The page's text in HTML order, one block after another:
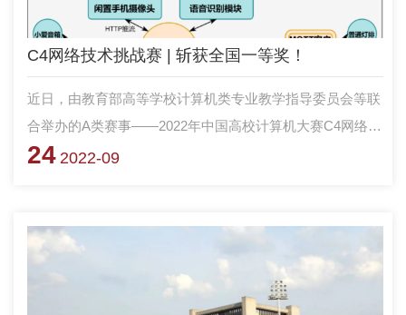
C4网络技术挑战赛 | 斩获全国一等奖！
近日，由教育部高等学校计算机类专业教学指导委员会等联
合举办的A类赛事——2022年中国高校计算机大赛C4网络技
术挑战赛落下帷幕。国防科技大学计算机学院李珍琪、孙薛
手系统”获得全国一等奖的好成绩，赵宝康教员获得本届比
赛优秀指导教师奖。
24 2022-09